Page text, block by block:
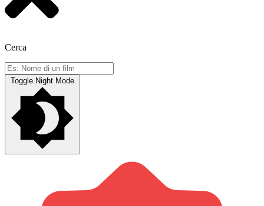
Cerca
Toggle Night Mode